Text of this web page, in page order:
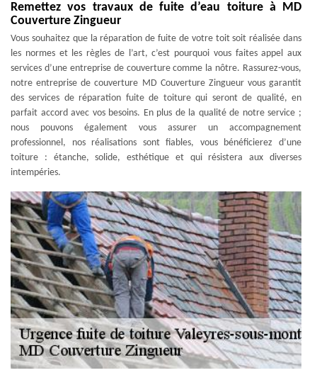
Remettez vos travaux de fuite d’eau toiture à MD
Couverture Zingueur
Vous souhaitez que la réparation de fuite de votre toit soit réalisée dans
les normes et les règles de l’art, c’est pourquoi vous faites appel aux
services d’une entreprise de couverture comme la nôtre. Rassurez-vous,
notre entreprise de couverture MD Couverture Zingueur vous garantit
des services de réparation fuite de toiture qui seront de qualité, en
parfait accord avec vos besoins. En plus de la qualité de notre service ;
nous pouvons également vous assurer un accompagnement
professionnel, nos réalisations sont fiables, vous bénéficierez d’une
toiture : étanche, solide, esthétique et qui résistera aux diverses
intempéries.